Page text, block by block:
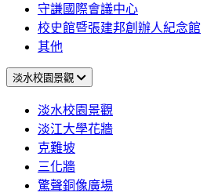
守謙國際會議中心
校史館暨張建邦創辦人紀念館
其他
淡水校園景觀
淡水校園景觀
淡江大學花牆
克難坡
三化牆
驚聲銅像廣場